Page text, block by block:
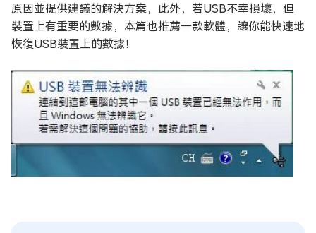
原因並提供建議的解決方案，此外，若USB不幸損壞，但
裝置上有重要的數據，本篇也推薦一款軟體，讓你能快速地
恢復USB裝置上的數據！